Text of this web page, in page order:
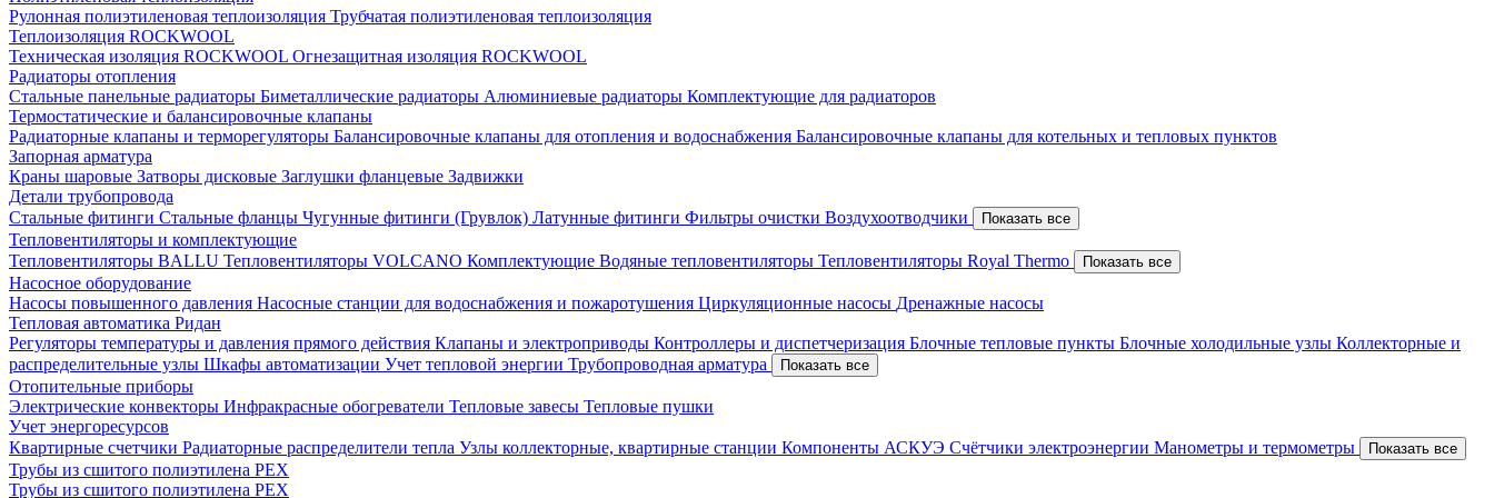
Рулонная полиэтиленовая теплоизоляция Трубчатая полиэтиленовая теплоизоляция
Теплоизоляция ROCKWOOL
Техническая изоляция ROCKWOOL Огнезащитная изоляция ROCKWOOL
Радиаторы отопления
Стальные панельные радиаторы Биметаллические радиаторы Алюминиевые радиаторы Комплектующие для радиаторов
Термостатические и балансировочные клапаны
Радиаторные клапаны и терморегуляторы Балансировочные клапаны для отопления и водоснабжения Балансировочные клапаны для котельных и тепловых пунктов
Запорная арматура
Краны шаровые Затворы дисковые Заглушки фланцевые Задвижки
Детали трубопровода
Стальные фитинги Стальные фланцы Чугунные фитинги (Грувлок) Латунные фитинги Фильтры очистки Воздухоотводчики Показать все
Тепловентиляторы и комплектующие
Тепловентиляторы BALLU Тепловентиляторы VOLCANO Комплектующие Водяные тепловентиляторы Тепловентиляторы Royal Thermo Показать все
Насосное оборудование
Насосы повышенного давления Насосные станции для водоснабжения и пожаротушения Циркуляционные насосы Дренажные насосы
Тепловая автоматика Ридан
Регуляторы температуры и давления прямого действия Клапаны и электроприводы Контроллеры и диспетчеризация Блочные тепловые пункты Блочные холодильные узлы Коллекторные и
распределительные узлы Шкафы автоматизации Учет тепловой энергии Трубопроводная арматура Показать все
Отопительные приборы
Электрические конвекторы Инфракрасные обогреватели Тепловые завесы Тепловые пушки
Учет энергоресурсов
Квартирные счетчики Радиаторные распределители тепла Узлы коллекторные, квартирные станции Компоненты АСКУЭ Счётчики электроэнергии Манометры и термометры Показать все
Трубы из сшитого полиэтилена PEX
Трубы из сшитого полиэтилена PEX